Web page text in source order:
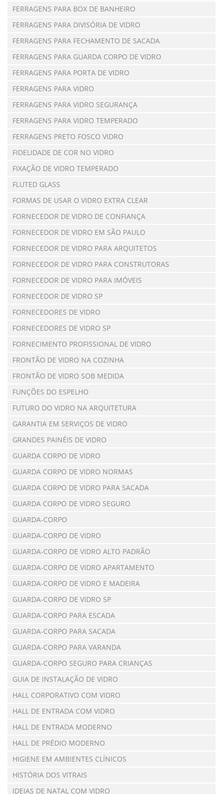
FERRAGENS PARA BOX DE BANHEIRO
FERRAGENS PARA DIVISÓRIA DE VIDRO
FERRAGENS PARA FECHAMENTO DE SACADA
FERRAGENS PARA GUARDA CORPO DE VIDRO
FERRAGENS PARA PORTA DE VIDRO
FERRAGENS PARA VIDRO
FERRAGENS PARA VIDRO SEGURANÇA
FERRAGENS PARA VIDRO TEMPERADO
FERRAGENS PRETO FOSCO VIDRO
FIDELIDADE DE COR NO VIDRO
FIXAÇÃO DE VIDRO TEMPERADO
FLUTED GLASS
FORMAS DE USAR O VIDRO EXTRA CLEAR
FORNECEDOR DE VIDRO DE CONFIANÇA
FORNECEDOR DE VIDRO EM SÃO PAULO
FORNECEDOR DE VIDRO PARA ARQUITETOS
FORNECEDOR DE VIDRO PARA CONSTRUTORAS
FORNECEDOR DE VIDRO PARA IMÓVEIS
FORNECEDOR DE VIDRO SP
FORNECEDORES DE VIDRO
FORNECEDORES DE VIDRO SP
FORNECIMENTO PROFISSIONAL DE VIDRO
FRONTÃO DE VIDRO NA COZINHA
FRONTÃO DE VIDRO SOB MEDIDA
FUNÇÕES DO ESPELHO
FUTURO DO VIDRO NA ARQUITETURA
GARANTIA EM SERVIÇOS DE VIDRO
GRANDES PAINÉIS DE VIDRO
GUARDA CORPO DE VIDRO
GUARDA CORPO DE VIDRO NORMAS
GUARDA CORPO DE VIDRO PARA SACADA
GUARDA CORPO DE VIDRO SEGURO
GUARDA-CORPO
GUARDA-CORPO DE VIDRO
GUARDA-CORPO DE VIDRO ALTO PADRÃO
GUARDA-CORPO DE VIDRO APARTAMENTO
GUARDA-CORPO DE VIDRO E MADEIRA
GUARDA-CORPO DE VIDRO SP
GUARDA-CORPO PARA ESCADA
GUARDA-CORPO PARA SACADA
GUARDA-CORPO PARA VARANDA
GUARDA-CORPO SEGURO PARA CRIANÇAS
GUIA DE INSTALAÇÃO DE VIDRO
HALL CORPORATIVO COM VIDRO
HALL DE ENTRADA COM VIDRO
HALL DE ENTRADA MODERNO
HALL DE PRÉDIO MODERNO
HIGIENE EM AMBIENTES CLÍNICOS
HISTÓRIA DOS VITRAIS
IDEIAS DE NATAL COM VIDRO